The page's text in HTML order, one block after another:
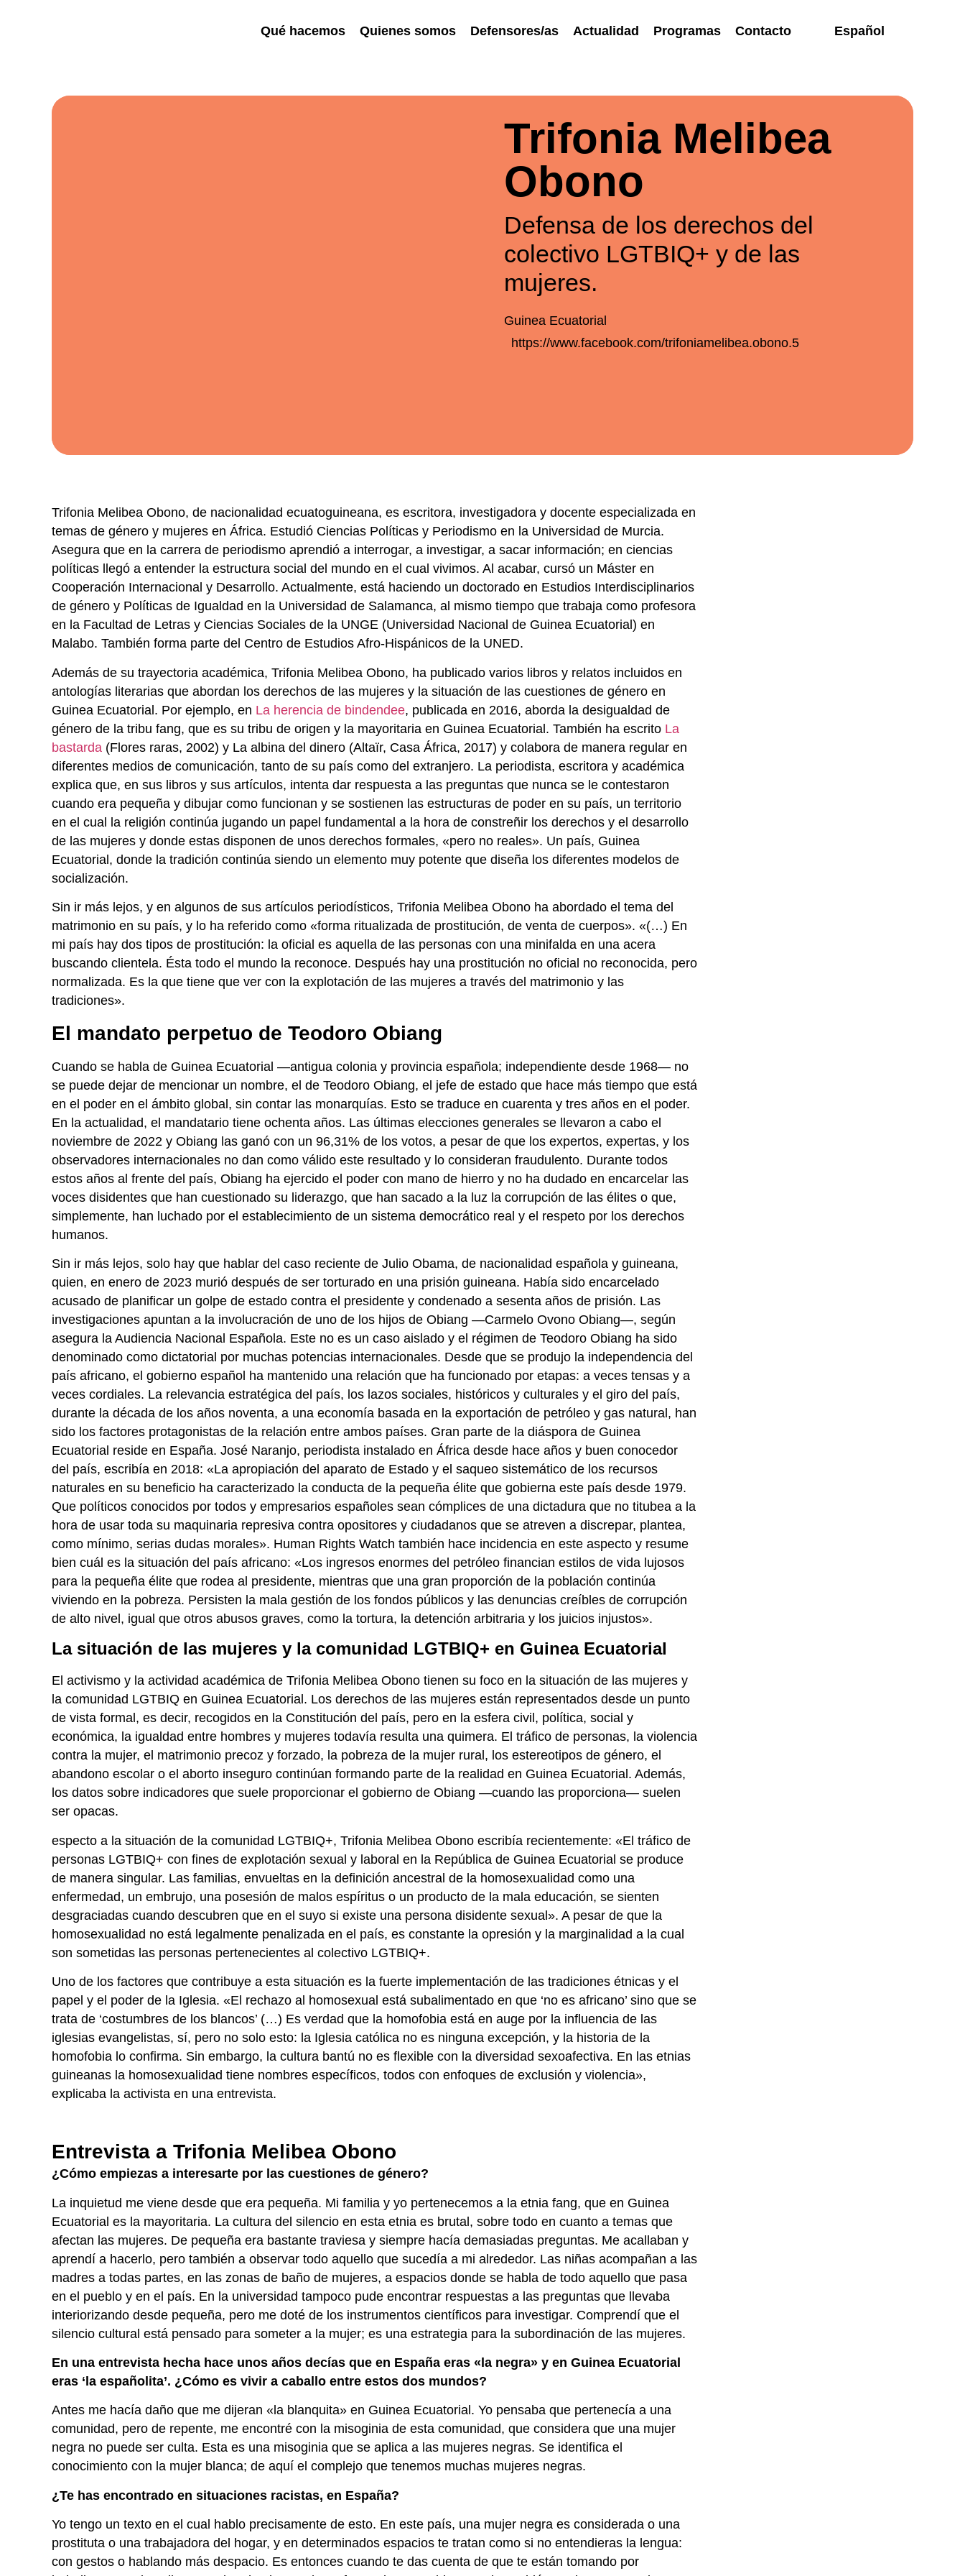
Qué hacemos Quienes somos Defensores/as Actualidad Programas Contacto Español
Trifonia Melibea
Obono
Defensa de los derechos del
colectivo LGTBIQ+ y de las
mujeres.
Guinea Ecuatorial
https://www.facebook.com/trifoniamelibea.obono.5
Trifonia Melibea Obono, de nacionalidad ecuatoguineana, es escritora, investigadora y docente especializada en
temas de género y mujeres en África. Estudió Ciencias Políticas y Periodismo en la Universidad de Murcia.
Asegura que en la carrera de periodismo aprendió a interrogar, a investigar, a sacar información; en ciencias
políticas llegó a entender la estructura social del mundo en el cual vivimos. Al acabar, cursó un Máster en
Cooperación Internacional y Desarrollo. Actualmente, está haciendo un doctorado en Estudios Interdisciplinarios
de género y Políticas de Igualdad en la Universidad de Salamanca, al mismo tiempo que trabaja como profesora
en la Facultad de Letras y Ciencias Sociales de la UNGE (Universidad Nacional de Guinea Ecuatorial) en
Malabo. También forma parte del Centro de Estudios Afro-Hispánicos de la UNED.
Además de su trayectoria académica, Trifonia Melibea Obono, ha publicado varios libros y relatos incluidos en
antologías literarias que abordan los derechos de las mujeres y la situación de las cuestiones de género en
Guinea Ecuatorial. Por ejemplo, en La herencia de bindendee, publicada en 2016, aborda la desigualdad de
género de la tribu fang, que es su tribu de origen y la mayoritaria en Guinea Ecuatorial. También ha escrito La
bastarda (Flores raras, 2002) y La albina del dinero (Altaïr, Casa África, 2017) y colabora de manera regular en
diferentes medios de comunicación, tanto de su país como del extranjero. La periodista, escritora y académica
explica que, en sus libros y sus artículos, intenta dar respuesta a las preguntas que nunca se le contestaron
cuando era pequeña y dibujar como funcionan y se sostienen las estructuras de poder en su país, un territorio
en el cual la religión continúa jugando un papel fundamental a la hora de constreñir los derechos y el desarrollo
de las mujeres y donde estas disponen de unos derechos formales, «pero no reales». Un país, Guinea
Ecuatorial, donde la tradición continúa siendo un elemento muy potente que diseña los diferentes modelos de
socialización.
Sin ir más lejos, y en algunos de sus artículos periodísticos, Trifonia Melibea Obono ha abordado el tema del
matrimonio en su país, y lo ha referido como «forma ritualizada de prostitución, de venta de cuerpos». «(…) En
mi país hay dos tipos de prostitución: la oficial es aquella de las personas con una minifalda en una acera
buscando clientela. Ésta todo el mundo la reconoce. Después hay una prostitución no oficial no reconocida, pero
normalizada. Es la que tiene que ver con la explotación de las mujeres a través del matrimonio y las
tradiciones».
El mandato perpetuo de Teodoro Obiang
Cuando se habla de Guinea Ecuatorial —antigua colonia y provincia española; independiente desde 1968— no
se puede dejar de mencionar un nombre, el de Teodoro Obiang, el jefe de estado que hace más tiempo que está
en el poder en el ámbito global, sin contar las monarquías. Esto se traduce en cuarenta y tres años en el poder.
En la actualidad, el mandatario tiene ochenta años. Las últimas elecciones generales se llevaron a cabo el
noviembre de 2022 y Obiang las ganó con un 96,31% de los votos, a pesar de que los expertos, expertas, y los
observadores internacionales no dan como válido este resultado y lo consideran fraudulento. Durante todos
estos años al frente del país, Obiang ha ejercido el poder con mano de hierro y no ha dudado en encarcelar las
voces disidentes que han cuestionado su liderazgo, que han sacado a la luz la corrupción de las élites o que,
simplemente, han luchado por el establecimiento de un sistema democrático real y el respeto por los derechos
humanos.
Sin ir más lejos, solo hay que hablar del caso reciente de Julio Obama, de nacionalidad española y guineana,
quien, en enero de 2023 murió después de ser torturado en una prisión guineana. Había sido encarcelado
acusado de planificar un golpe de estado contra el presidente y condenado a sesenta años de prisión. Las
investigaciones apuntan a la involucración de uno de los hijos de Obiang —Carmelo Ovono Obiang—, según
asegura la Audiencia Nacional Española. Este no es un caso aislado y el régimen de Teodoro Obiang ha sido
denominado como dictatorial por muchas potencias internacionales. Desde que se produjo la independencia del
país africano, el gobierno español ha mantenido una relación que ha funcionado por etapas: a veces tensas y a
veces cordiales. La relevancia estratégica del país, los lazos sociales, históricos y culturales y el giro del país,
durante la década de los años noventa, a una economía basada en la exportación de petróleo y gas natural, han
sido los factores protagonistas de la relación entre ambos países. Gran parte de la diáspora de Guinea
Ecuatorial reside en España. José Naranjo, periodista instalado en África desde hace años y buen conocedor
del país, escribía en 2018: «La apropiación del aparato de Estado y el saqueo sistemático de los recursos
naturales en su beneficio ha caracterizado la conducta de la pequeña élite que gobierna este país desde 1979.
Que políticos conocidos por todos y empresarios españoles sean cómplices de una dictadura que no titubea a la
hora de usar toda su maquinaria represiva contra opositores y ciudadanos que se atreven a discrepar, plantea,
como mínimo, serias dudas morales». Human Rights Watch también hace incidencia en este aspecto y resume
bien cuál es la situación del país africano: «Los ingresos enormes del petróleo financian estilos de vida lujosos
para la pequeña élite que rodea al presidente, mientras que una gran proporción de la población continúa
viviendo en la pobreza. Persisten la mala gestión de los fondos públicos y las denuncias creíbles de corrupción
de alto nivel, igual que otros abusos graves, como la tortura, la detención arbitraria y los juicios injustos».
La situación de las mujeres y la comunidad LGTBIQ+ en Guinea Ecuatorial
El activismo y la actividad académica de Trifonia Melibea Obono tienen su foco en la situación de las mujeres y
la comunidad LGTBIQ en Guinea Ecuatorial. Los derechos de las mujeres están representados desde un punto
de vista formal, es decir, recogidos en la Constitución del país, pero en la esfera civil, política, social y
económica, la igualdad entre hombres y mujeres todavía resulta una quimera. El tráfico de personas, la violencia
contra la mujer, el matrimonio precoz y forzado, la pobreza de la mujer rural, los estereotipos de género, el
abandono escolar o el aborto inseguro continúan formando parte de la realidad en Guinea Ecuatorial. Además,
los datos sobre indicadores que suele proporcionar el gobierno de Obiang —cuando las proporciona— suelen
ser opacas.
especto a la situación de la comunidad LGTBIQ+, Trifonia Melibea Obono escribía recientemente: «El tráfico de
personas LGTBIQ+ con fines de explotación sexual y laboral en la República de Guinea Ecuatorial se produce
de manera singular. Las familias, envueltas en la definición ancestral de la homosexualidad como una
enfermedad, un embrujo, una posesión de malos espíritus o un producto de la mala educación, se sienten
desgraciadas cuando descubren que en el suyo si existe una persona disidente sexual». A pesar de que la
homosexualidad no está legalmente penalizada en el país, es constante la opresión y la marginalidad a la cual
son sometidas las personas pertenecientes al colectivo LGTBIQ+.
Uno de los factores que contribuye a esta situación es la fuerte implementación de las tradiciones étnicas y el
papel y el poder de la Iglesia. «El rechazo al homosexual está subalimentado en que ‘no es africano’ sino que se
trata de ‘costumbres de los blancos’ (…) Es verdad que la homofobia está en auge por la influencia de las
iglesias evangelistas, sí, pero no solo esto: la Iglesia católica no es ninguna excepción, y la historia de la
homofobia lo confirma. Sin embargo, la cultura bantú no es flexible con la diversidad sexoafectiva. En las etnias
guineanas la homosexualidad tiene nombres específicos, todos con enfoques de exclusión y violencia»,
explicaba la activista en una entrevista.
Entrevista a Trifonia Melibea Obono
¿Cómo empiezas a interesarte por las cuestiones de género?
La inquietud me viene desde que era pequeña. Mi familia y yo pertenecemos a la etnia fang, que en Guinea
Ecuatorial es la mayoritaria. La cultura del silencio en esta etnia es brutal, sobre todo en cuanto a temas que
afectan las mujeres. De pequeña era bastante traviesa y siempre hacía demasiadas preguntas. Me acallaban y
aprendí a hacerlo, pero también a observar todo aquello que sucedía a mi alrededor. Las niñas acompañan a las
madres a todas partes, en las zonas de baño de mujeres, a espacios donde se habla de todo aquello que pasa
en el pueblo y en el país. En la universidad tampoco pude encontrar respuestas a las preguntas que llevaba
interiorizando desde pequeña, pero me doté de los instrumentos científicos para investigar. Comprendí que el
silencio cultural está pensado para someter a la mujer; es una estrategia para la subordinación de las mujeres.
En una entrevista hecha hace unos años decías que en España eras «la negra» y en Guinea Ecuatorial
eras ‘la españolita’. ¿Cómo es vivir a caballo entre estos dos mundos?
Antes me hacía daño que me dijeran «la blanquita» en Guinea Ecuatorial. Yo pensaba que pertenecía a una
comunidad, pero de repente, me encontré con la misoginia de esta comunidad, que considera que una mujer
negra no puede ser culta. Esta es una misoginia que se aplica a las mujeres negras. Se identifica el
conocimiento con la mujer blanca; de aquí el complejo que tenemos muchas mujeres negras.
¿Te has encontrado en situaciones racistas, en España?
Yo tengo un texto en el cual hablo precisamente de esto. En este país, una mujer negra es considerada o una
prostituta o una trabajadora del hogar, y en determinados espacios te tratan como si no entendieras la lengua:
con gestos o hablando más despacio. Es entonces cuando te das cuenta de que te están tomando por